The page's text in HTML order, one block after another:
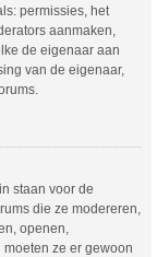
permissies, het
aanmaken,
de eigenaar aan
van de eigenaar,
staan voor de
die ze modereren,
openen,
ze er gewoon